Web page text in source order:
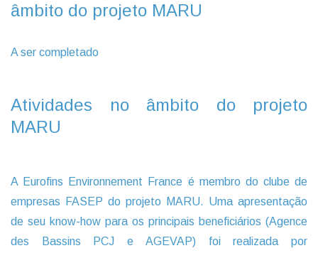
âmbito do projeto MARU
A ser completado
Atividades no âmbito do projeto
MARU
A Eurofins Environnement France é membro do clube de
empresas FASEP do projeto MARU. Uma apresentação
de seu know-how para os principais beneficiários (Agence
des Bassins PCJ e AGEVAP) foi realizada por